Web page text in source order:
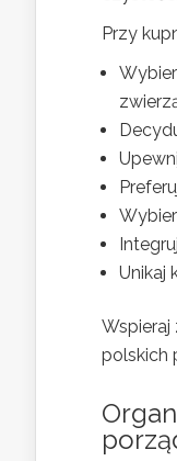
Przy
Unikaj
polskich